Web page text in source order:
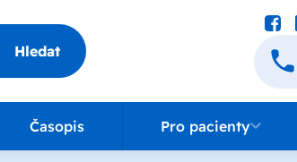
Hledat
Časopis Pro pacienty